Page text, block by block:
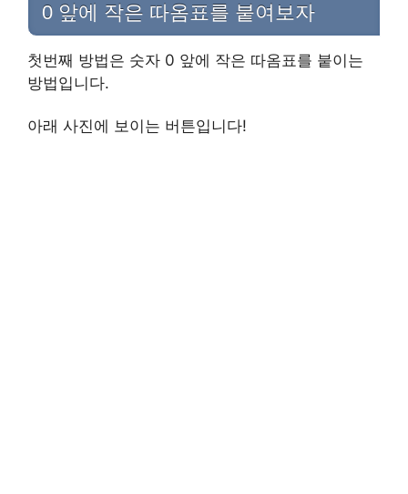
0 앞에 작은 따옴표를 붙여보자
첫번째 방법은 숫자 0 앞에 작은 따옴표를 붙이는
방법입니다.
아래 사진에 보이는 버튼입니다!